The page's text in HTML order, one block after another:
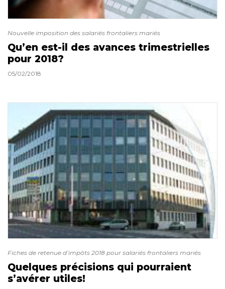
Nouvelle imposition des salariés frontaliers mariés
Qu’en est-il des avances trimestrielles
pour 2018?
05/02/2018
Fiches de retenue d’impôts 2018 pour salariés frontaliers mariés
Quelques précisions qui pourraient
s’avérer utiles!